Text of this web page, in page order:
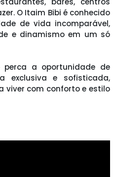
O Itaim Bibi é conhecido
de vida incomparável,
e dinamismo em um só
perca a oportunidade de
exclusiva e sofisticada,
viver com conforto e estilo